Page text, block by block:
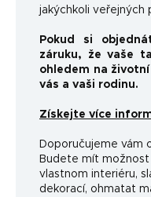
jakýchkoli veřejných
Pokud si
záruku, že vaše
ohledem na
vás a vaši rodinu.
Získejte více
Doporučujeme vám
Budete mít
vlastnom interiéru,
dekorací, ohmatat